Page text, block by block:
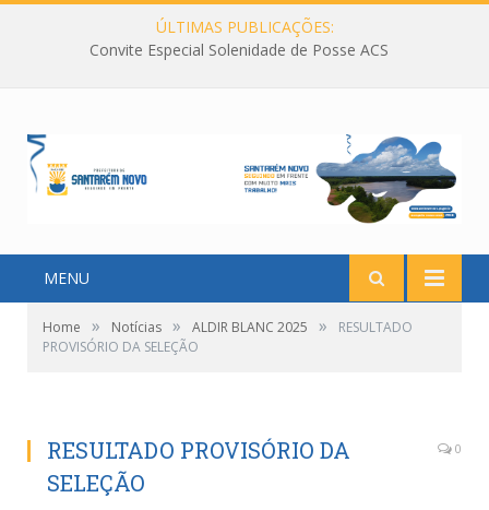
ÚLTIMAS PUBLICAÇÕES:
Convite Especial Solenidade de Posse ACS
MENU
Home » Notícias » ALDIR BLANC 2025 »
RESULTADO
PROVISÓRIO DA SELEÇÃO
RESULTADO PROVISÓRIO DA
SELEÇÃO
0